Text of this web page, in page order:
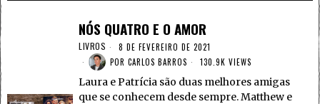
NÓS QUATRO E O AMOR
LIVROS
8 DE FEVEREIRO DE 2021
POR CARLOS BARROS 130.9K VIEWS
Laura e Patrícia são duas melhores amigas
que se conhecem desde sempre. Matthew e